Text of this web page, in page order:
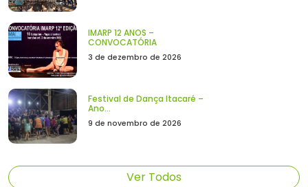
IMARP 12 ANOS –
CONVOCATÓRIA
3 de dezembro de 2026
Festival de Dança Itacaré –
Ano...
9 de novembro de 2026
Ver Todos